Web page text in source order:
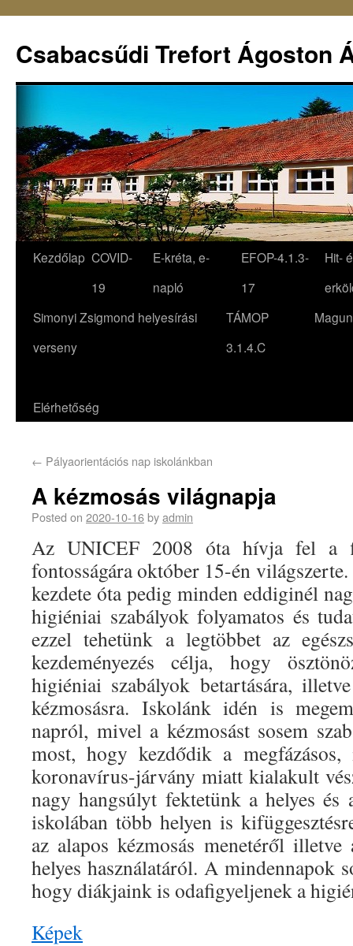
Csabacsűdi Trefort Ágoston
Kezdőlap COVID-
19
E-kréta, e-
napló
EFOP-4.1.3-
17
Hit-
Simonyi Zsigmond helyesírási
verseny
TÁMOP
3.1.4.C
Elérhetőség
← Pályaorientációs nap iskolánkban
A kézmosás világnapja
Posted on 2020-10-16byadmin
Az UNICEF 2008 óta hívja fel a
fontosságára október 15-én
kezdete óta pedig minden eddiginél
higiéniai szabályok folyamatos és
ezzel tehetünk a legtöbbet az
kezdeményezés célja, hogy
higiéniai szabályok betartására,
kézmosásra. Iskolánk idén is
napról, mivel a kézmosást sosem
most, hogy kezdődik a
koronavírus-járvány miatt kialakult
nagy hangsúlyt fektetünk a helyes és
iskolában több helyen is
az alapos kézmosás menetéről illetve
helyes használatáról. A mindennapok
hogy diákjaink is odafigyeljenek a
Képek